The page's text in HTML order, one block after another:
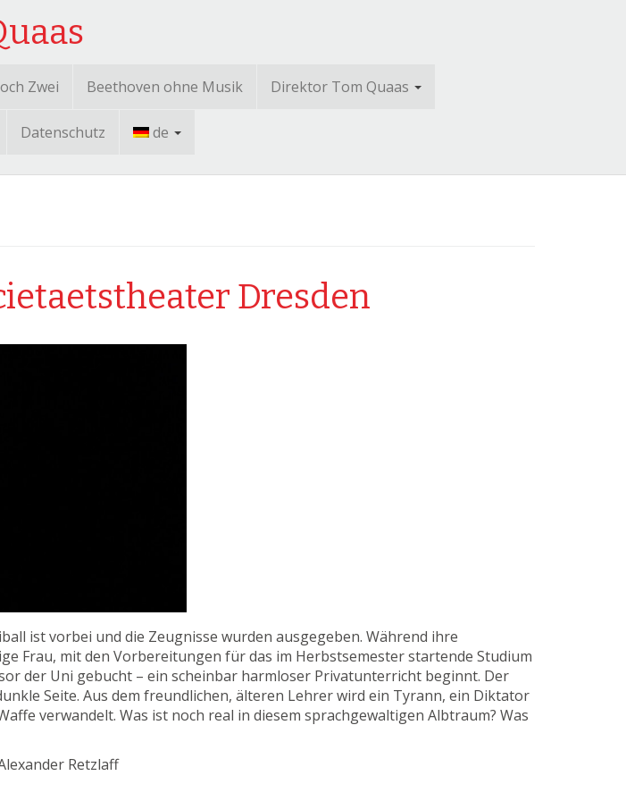
Zwei Beethoven ohne Musik Direktor Tom Quaas
Datenschutz de
Dresden
ist vorbei und die Zeugnisse wurden ausgegeben. Während ihre
Frau, mit den Vorbereitungen für das im Herbstsemester startende Studium
der Uni gebucht – ein scheinbar harmloser Privatunterricht beginnt. Der
Seite. Aus dem freundlichen, älteren Lehrer wird ein Tyrann, ein Diktator
verwandelt. Was ist noch real in diesem sprachgewaltigen Albtraum? Was
Retzlaff